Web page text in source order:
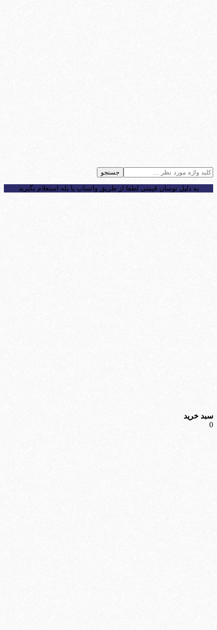
جستجو
به دلیل نوسان قیمتی لطفا از طریق واتساپ یا بله استعلام بگیرید
سبد خرید
0